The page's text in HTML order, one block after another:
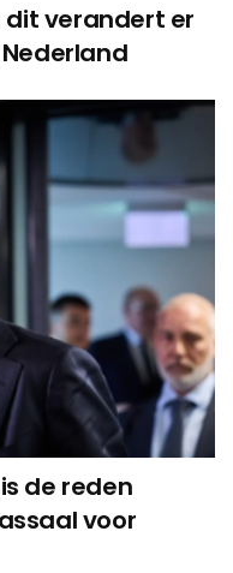
verandert er
de reden
voor